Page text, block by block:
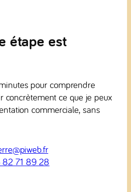
étape est
pour comprendre
concrètement ce que je peux
commerciale, sans
82 71 89 28